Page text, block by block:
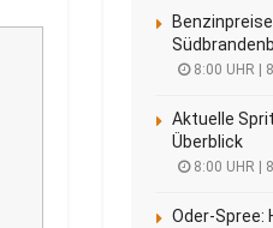
8:00 UHR |
Aktuelle
Überblick
8:00 UHR |
Oder-Spree: